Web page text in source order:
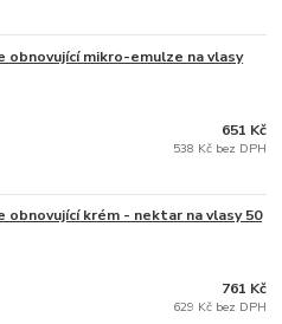
obnovující mikro-emulze na vlasy
651 Kč
538 Kč bez DPH
krém - nektar na vlasy 50
761 Kč
629 Kč bez DPH